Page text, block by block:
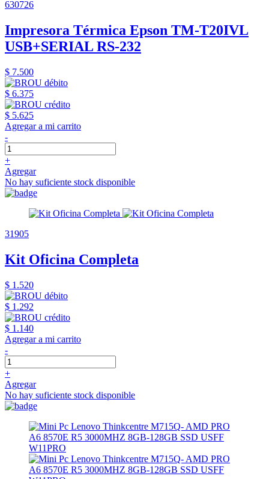
630726
Impresora Térmica Epson TM-T20IVL
USB+SERIAL RS-232
$ 7.500
$ 6.375
$ 5.625
Agregar a mi carrito
-
+
Agregar
No hay suficiente stock disponible
31905
Kit Oficina Completa
$ 1.520
$ 1.292
$ 1.140
Agregar a mi carrito
-
+
Agregar
No hay suficiente stock disponible